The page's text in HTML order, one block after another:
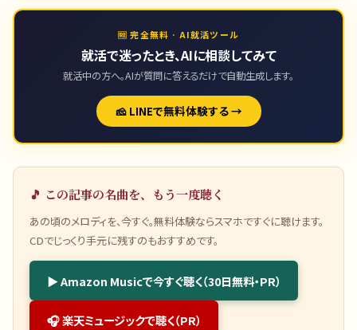
🆓 完全無料 · AI就活ツール
就活で迷ったとき、AIに相談してみて
就活中の方へ。AIが質問に答えるだけで自動生成します。
🧀 LINEで無料体験する →
🎵 この記事の名曲を、もう一度聴く
あの頃のメロディを、今すぐ。無料体験ならスマホですぐに聴けます。
CDでじっくり手元に残すのもおすすめです。
▶ Amazon Musicで今すぐ聴く（30日無料・PR）
🎧 楽天ミュージックで聴く（PR）